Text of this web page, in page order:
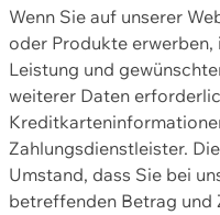
Wenn Sie auf unserer
oder Produkte
Leistung und
weiterer Daten
Zahlungsdienstleister.
Umstand, dass Sie bei
betreffenden Betrag und